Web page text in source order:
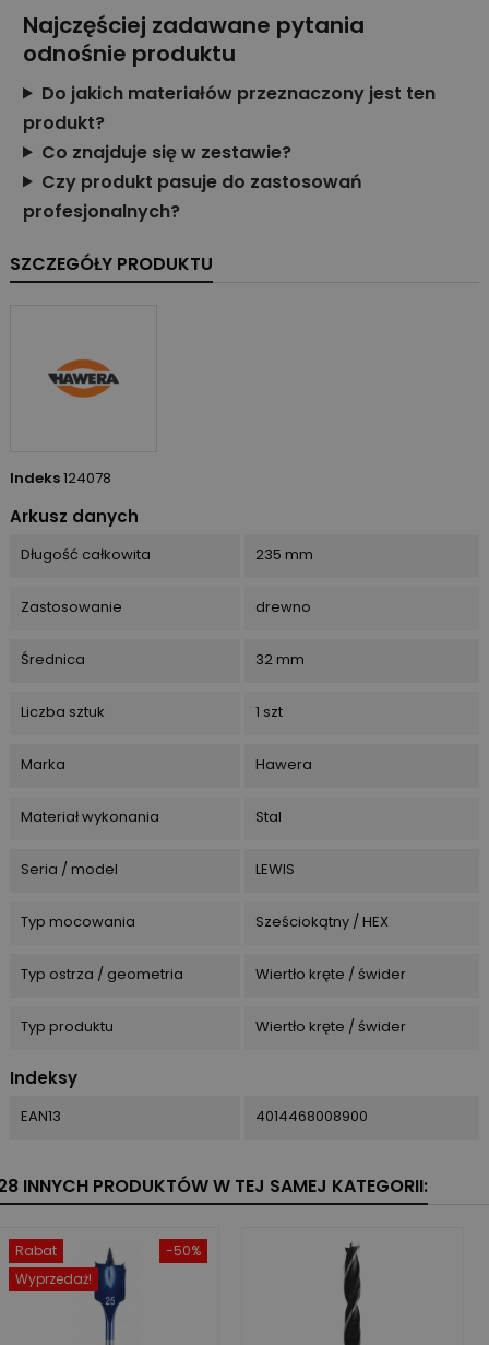
Najczęściej zadawane pytania
odnośnie produktu
Do jakich materiałów przeznaczony jest ten
produkt?
Co znajduje się w zestawie?
Czy produkt pasuje do zastosowań
profesjonalnych?
SZCZEGÓŁY PRODUKTU
Indeks124078
Arkusz danych
Długość całkowita 235 mm
Zastosowanie drewno
Średnica 32 mm
Liczba sztuk 1 szt
Marka Hawera
Materiał wykonania Stal
Seria / model LEWIS
Typ mocowania Sześciokątny / HEX
Typ ostrza / geometria Wiertło kręte / świder
Typ produktu Wiertło kręte / świder
Indeksy
EAN13 4014468008900
INNYCH PRODUKTÓW W TEJ SAMEJ KATEGORII:
-50%
Rabat
Wyprzedaż!